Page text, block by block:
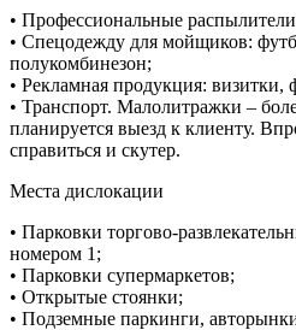
• Профессиональные
• Спецодежду для мойщиков:
полукомбинезон;
• Рекламная продукция: визитки,
• Транспорт. Малолитражки –
планируется выезд к клиенту.
справиться и скутер.
Места дислокации
• Парковки торгово-
номером 1;
• Парковки супермаркетов;
• Открытые стоянки;
• Подземные паркинги,